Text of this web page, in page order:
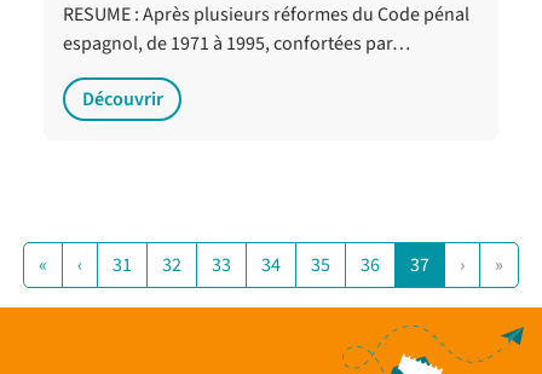
RESUME : Après plusieurs réformes du Code pénal
espagnol, de 1971 à 1995, confortées par…
Découvrir
« ‹ 31 32 33 34 35 36 37 › »